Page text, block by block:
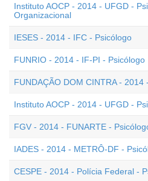
Instituto AOCP - 2014 - UFGD -
Organizacional
IESES - 2014 - IFC - Psicólogo
FUNRIO - 2014 - IF-PI - Psicólogo
FUNDAÇÃO DOM CINTRA - 2014
Instituto AOCP - 2014 - UFGD -
FGV - 2014 - FUNARTE -
IADES - 2014 - METRÔ-DF -
CESPE - 2014 - Polícia Federal -